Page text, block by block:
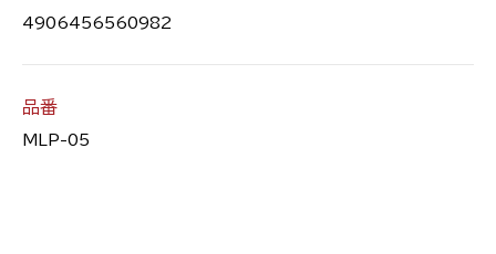
4906456560982
品番
MLP-05